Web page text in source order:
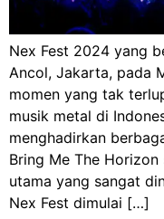
Nex Fest 2024 yang
Ancol, Jakarta, pada
momen yang tak
musik metal di
menghadirkan
Bring Me The
utama yang sangat
Nex Fest dimulai […]